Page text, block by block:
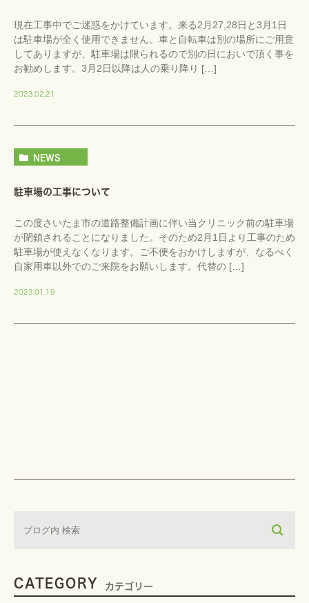
現在工事中でご迷惑をかけています。来る2月27,28日と3月1日
は駐車場が全く使用できません。車と自転車は別の場所にご用意
してありますが、駐車場は限られるので別の日においで頂く事を
お勧めします。3月2日以降は人の乗り降り […]
2023.02.21
NEWS
駐車場の工事について
この度さいたま市の道路整備計画に伴い当クリニック前の駐車場
が閉鎖されることになりました。そのため2月1日より工事のため
駐車場が使えなくなります。ご不便をおかけしますが、なるべく
自家用車以外でのご来院をお願いします。代替の […]
2023.01.19
CATEGORY カテゴリー